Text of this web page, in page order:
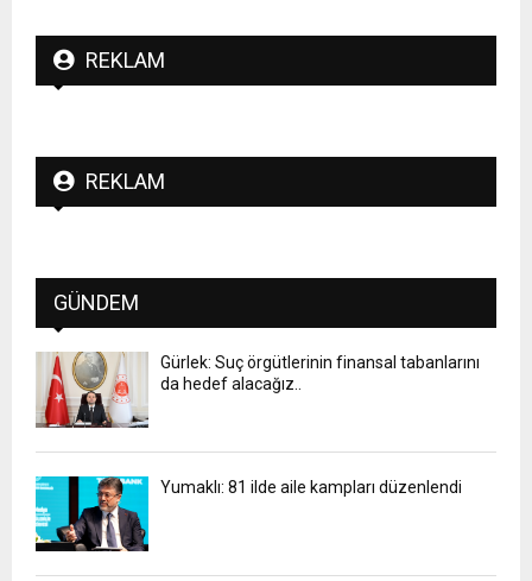
REKLAM
REKLAM
GÜNDEM
Gürlek: Suç örgütlerinin finansal tabanlarını
da hedef alacağız..
Yumaklı: 81 ilde aile kampları düzenlendi